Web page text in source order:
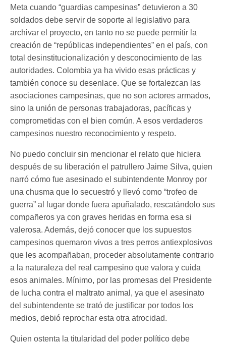
Meta cuando “guardias campesinas” detuvieron a 30
soldados debe servir de soporte al legislativo para
archivar el proyecto, en tanto no se puede permitir la
creación de “repúblicas independientes” en el país, con
total desinstitucionalización y desconocimiento de las
autoridades. Colombia ya ha vivido esas prácticas y
también conoce su desenlace. Que se fortalezcan las
asociaciones campesinas, que no son actores armados,
sino la unión de personas trabajadoras, pacíficas y
comprometidas con el bien común. A esos verdaderos
campesinos nuestro reconocimiento y respeto.
No puedo concluir sin mencionar el relato que hiciera
después de su liberación el patrullero Jaime Silva, quien
narró cómo fue asesinado el subintendente Monroy por
una chusma que lo secuestró y llevó como “trofeo de
guerra” al lugar donde fuera apuñalado, rescatándolo sus
compañeros ya con graves heridas en forma esa si
valerosa. Además, dejó conocer que los supuestos
campesinos quemaron vivos a tres perros antiexplosivos
que les acompañaban, proceder absolutamente contrario
a la naturaleza del real campesino que valora y cuida
esos animales. Mínimo, por las promesas del Presidente
de lucha contra el maltrato animal, ya que el asesinato
del subintendente se trató de justificar por todos los
medios, debió reprochar esta otra atrocidad.
Quien ostenta la titularidad del poder político debe